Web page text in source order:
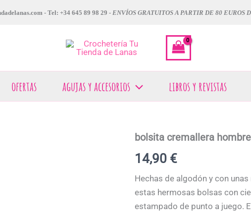
- Tel: +34 645 89 98 29 -ENVÍOS GRATUITOS A PARTIR DE 80 EUROS
ofertas agujas y accesorios libros y revistas
bolsita cremallera
14,90 €
Hechas de algodón y con
estas hermosas bolsas con
estampado de punto a juego.
bolsita
hombres
tejiendo
cantidad